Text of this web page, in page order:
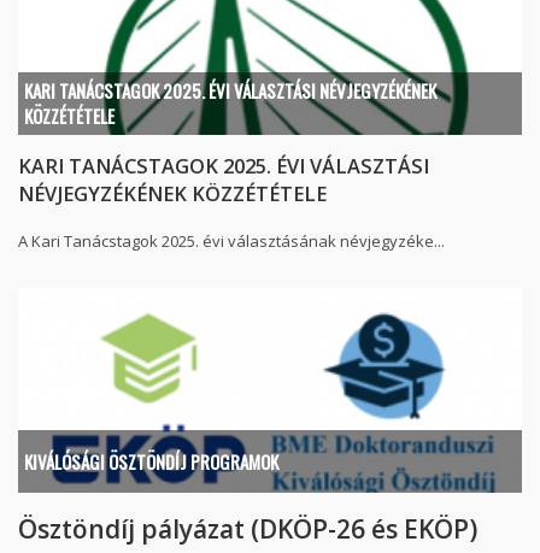
KARI TANÁCSTAGOK 2025. ÉVI VÁLASZTÁSI NÉVJEGYZÉKÉNEK
KÖZZÉTÉTELE
KARI TANÁCSTAGOK 2025. ÉVI VÁLASZTÁSI
NÉVJEGYZÉKÉNEK KÖZZÉTÉTELE
A Kari Tanácstagok 2025. évi választásának névjegyzéke...
KIVÁLÓSÁGI ÖSZTÖNDÍJ PROGRAMOK
Ösztöndíj pályázat (DKÖP-26 és EKÖP)